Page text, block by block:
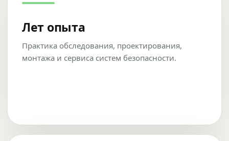
Лет опыта
Практика обследования, проектирования,
монтажа и сервиса систем безопасности.